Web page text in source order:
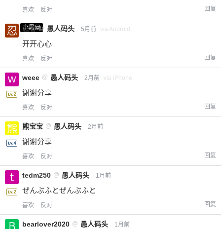
喜欢 反对 回复
小黑屋
忍者 @ 愚人码头 5月前 via Android
开开心心
喜欢 反对 回复
weee @ 愚人码头 2月前 via iPhone
谢谢分享
喜欢 反对 回复
熊宝宝 @ 愚人码头 2月前
谢谢分享
喜欢 反对 回复
tedm250 @ 愚人码头 1月前
ぜんぶふとぜんぶふと
喜欢 反对 回复
bearlover2020 @ 愚人码头 1月前